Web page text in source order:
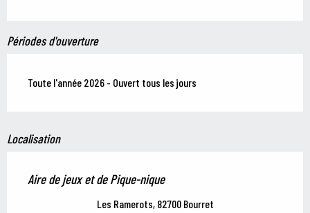
Périodes d'ouverture
Toute l'année 2026 - Ouvert tous les jours
Localisation
Aire de jeux et de Pique-nique
Les Ramerots, 82700 Bourret